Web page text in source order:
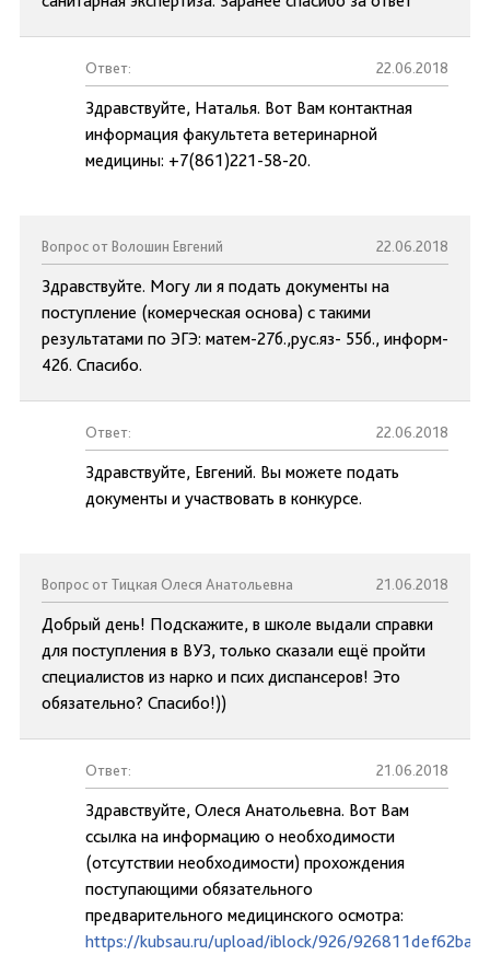
Ответ: 22.06.2018
Здравствуйте, Наталья. Вот Вам контактная
информация факультета ветеринарной
медицины: +7(861)221-58-20.
Вопрос от Волошин Евгений 22.06.2018
Здравствуйте. Могу ли я подать документы на
поступление (комерческая основа) с такими
результатами по ЭГЭ: матем-27б.,рус.яз- 55б., информ-
42б. Спасибо.
Ответ: 22.06.2018
Здравствуйте, Евгений. Вы можете подать
документы и участвовать в конкурсе.
Вопрос от Тицкая Олеся Анатольевна 21.06.2018
Добрый день! Подскажите, в школе выдали справки
для поступления в ВУЗ, только сказали ещё пройти
специалистов из нарко и псих диспансеров! Это
обязательно? Спасибо!))
Ответ: 21.06.2018
Здравствуйте, Олеся Анатольевна. Вот Вам
ссылка на информацию о необходимости
(отсутствии необходимости) прохождения
поступающими обязательного
предварительного медицинского осмотра:
https://kubsau.ru/upload/iblock/926/